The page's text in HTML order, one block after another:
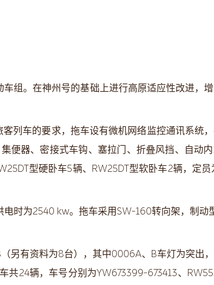
组。在神州号的基础上进行高原适应性改进，增
列车的要求，拖车设有微机网络监控通讯系统
便器、密接式车钩、塞拉门、折叠风挡、自动
型硬卧车5辆、RW25DT型软卧车2辆，定员
时为2540 kw。拖车采用SW-160转向架，制动
有资料为8台），其中0006A、B车灯为突出
24辆，车号分别为YW673399-673413、